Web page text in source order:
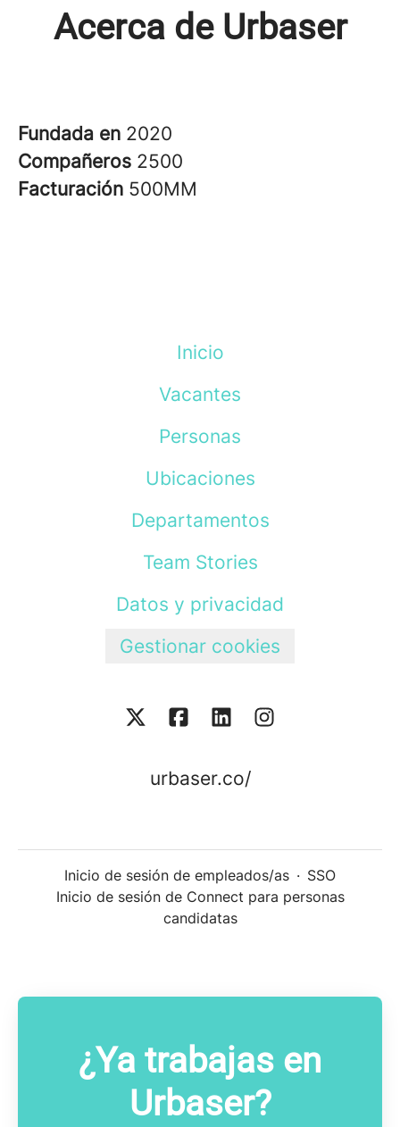
Acerca de Urbaser
Fundada en 2020
Compañeros 2500
Facturación 500MM
Inicio
Vacantes
Personas
Ubicaciones
Departamentos
Team Stories
Datos y privacidad
Gestionar cookies
urbaser.co/
Inicio de sesión de empleados/as · SSO
Inicio de sesión de Connect para personas
candidatas
¿Ya trabajas en
Urbaser?